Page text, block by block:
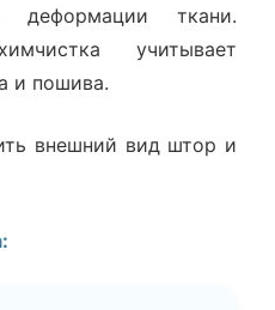
ткани.
учитывает
и пошива.
внешний вид штор и